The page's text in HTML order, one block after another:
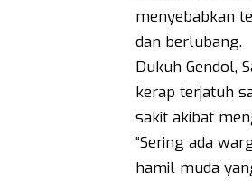
menyebabkan
dan berlubang.
Dukuh Gendol,
kerap terjatuh
sakit akibat
“Sering ada
hamil muda